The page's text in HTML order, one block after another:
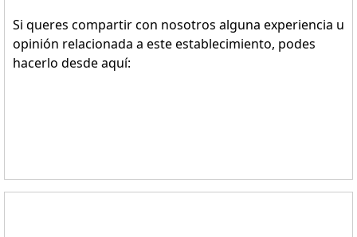
Si queres compartir con nosotros alguna experiencia u
opinión relacionada a este establecimiento, podes
hacerlo desde aquí: